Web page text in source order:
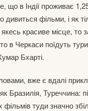
що в Індії проживає
дивиться фільми, і як
красиве місце, то
в Черкаси поїдуть
Бхарті.
вже є вдалі
Бразилія, Туреччина:
фільмів туди значно